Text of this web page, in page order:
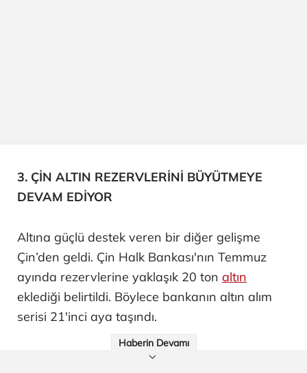
3. ÇİN ALTIN REZERVLERİNİ BÜYÜTMEYE
DEVAM EDİYOR
Altına güçlü destek veren bir diğer gelişme
Çin’den geldi. Çin Halk Bankası'nın Temmuz
ayında rezervlerine yaklaşık 20 ton altın
eklediği belirtildi. Böylece bankanın altın alım
serisi 21'inci aya taşındı.
Haberin Devamı